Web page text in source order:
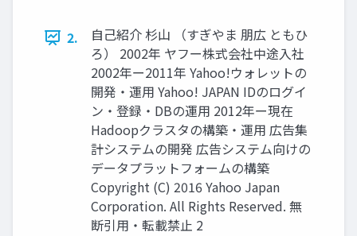
2.
自己紹介 杉山 （すぎやま 朋広 ともひ
ろ） 2002年 ヤフー株式会社中途入社
2002年ー2011年 Yahoo!ウォレットの
開発・運用 Yahoo! JAPAN IDのログイ
ン・登録・DBの運用 2012年ー現在
Hadoopクラスタの構築・運用 広告集
計システムの開発 広告システム向けの
データプラットフォームの構築
Copyright (C) 2016 Yahoo Japan
Corporation. All Rights Reserved. 無
断引用・転載禁止 2